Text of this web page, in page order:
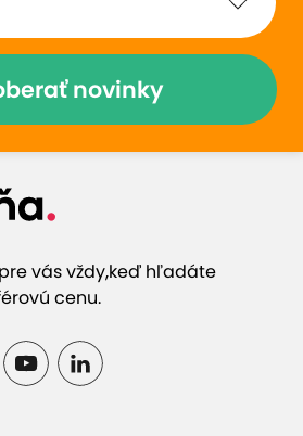
novinky
vás vždy,keď hľadáte
cenu.